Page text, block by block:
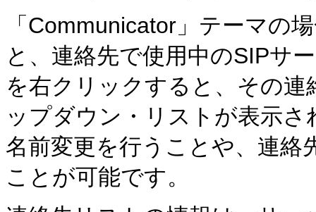
「Communicator」テーマの
と、連絡先で使用中のSIPサ
を右クリックすると、その
ップダウン・リストが表示
名前変更を行うことや、連絡
ことが可能です。